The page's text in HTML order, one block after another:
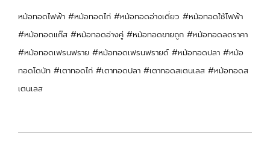
หม้อทอดไฟฟ้า #หม้อทอดไก่ #หม้อทอดอ่างเดี่ยว #หม้อทอดใช้ไฟฟ้า
#หม้อทอดแก๊ส #หม้อทอดอ่างคู่ #หม้อทอดขายถูก #หม้อทอดลดราคา
#หม้อทอดเฟรนฟราย #หม้อทอดเฟรนฟรายด์ #หม้อทอดปลา #หม้อ
ทอดโดนัท #เตาทอดไก่ #เตาทอดปลา #เตาทอดสเตนเลส #หม้อทอดส
เตนเลส